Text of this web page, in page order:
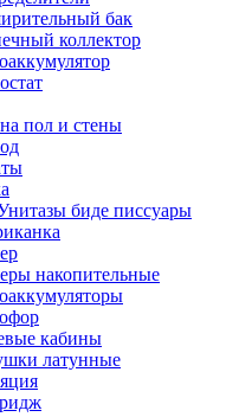
бак
коллектор
пол и стены
биде писсуары
накопительные
кабины
латунные